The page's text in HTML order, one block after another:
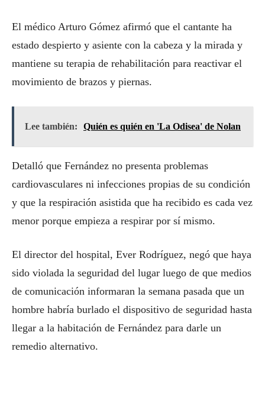
El médico Arturo Gómez afirmó que el cantante ha
estado despierto y asiente con la cabeza y la mirada y
mantiene su terapia de rehabilitación para reactivar el
movimiento de brazos y piernas.
Lee también: Quién es quién en 'La Odisea' de Nolan
Detalló que Fernández no presenta problemas
cardiovasculares ni infecciones propias de su condición
y que la respiración asistida que ha recibido es cada vez
menor porque empieza a respirar por sí mismo.
El director del hospital, Ever Rodríguez, negó que haya
sido violada la seguridad del lugar luego de que medios
de comunicación informaran la semana pasada que un
hombre habría burlado el dispositivo de seguridad hasta
llegar a la habitación de Fernández para darle un
remedio alternativo.